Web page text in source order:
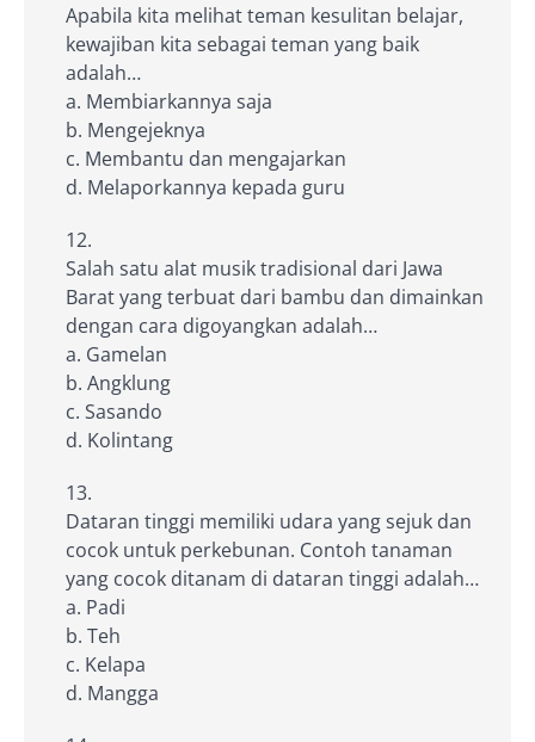
Apabila kita melihat teman kesulitan belajar,
kewajiban kita sebagai teman yang baik
adalah…
a. Membiarkannya saja
b. Mengejeknya
c. Membantu dan mengajarkan
d. Melaporkannya kepada guru
Salah satu alat musik tradisional dari Jawa
Barat yang terbuat dari bambu dan dimainkan
dengan cara digoyangkan adalah…
a. Gamelan
b. Angklung
c. Sasando
d. Kolintang
Dataran tinggi memiliki udara yang sejuk dan
cocok untuk perkebunan. Contoh tanaman
yang cocok ditanam di dataran tinggi adalah…
a. Padi
b. Teh
c. Kelapa
d. Mangga